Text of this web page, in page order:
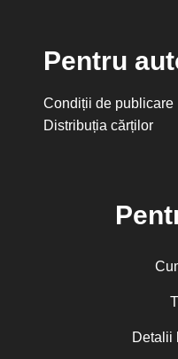
Pentru
Condiții de publicare
Distribuția cărților
Detalii